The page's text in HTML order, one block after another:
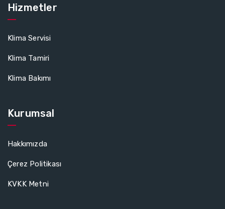
Hizmetler
Klima Servisi
Klima Tamiri
Klima Bakımı
Kurumsal
Hakkımızda
Çerez Politikası
KVKK Metni